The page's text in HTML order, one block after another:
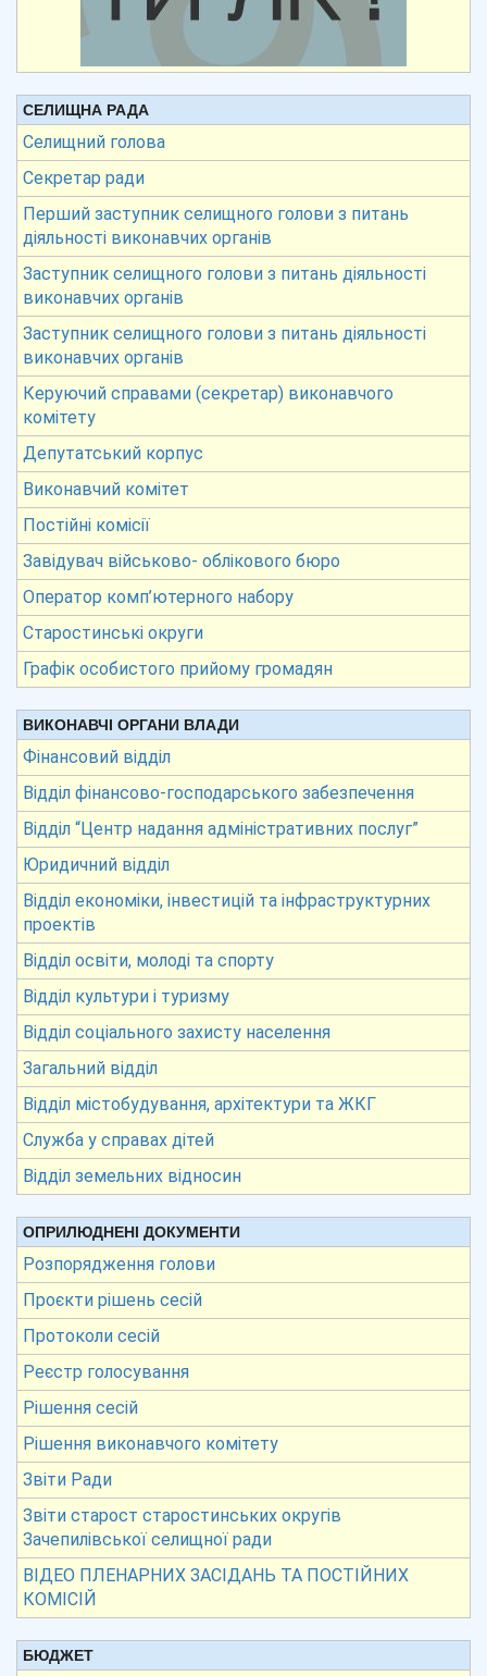
СЕЛИЩНА РАДА
Селищний голова
Секретар ради
Перший заступник селищного голови з питань
діяльності виконавчих органів
Заступник селищного голови з питань діяльності
виконавчих органів
Заступник селищного голови з питань діяльності
виконавчих органів
Керуючий справами (секретар) виконавчого
комітету
Депутатський корпус
Виконавчий комітет
Постійні комісії
Завідувач військово- облікового бюро
Оператор комп’ютерного набору
Старостинські округи
Графік особистого прийому громадян
ВИКОНАВЧІ ОРГАНИ ВЛАДИ
Фінансовий відділ
Відділ фінансово-господарського забезпечення
Відділ “Центр надання адміністративних послуг”
Юридичний відділ
Відділ економіки, інвестицій та інфраструктурних
проектів
Відділ освіти, молоді та спорту
Відділ культури і туризму
Відділ соціального захисту населення
Загальний відділ
Відділ містобудування, архітектури та ЖКГ
Служба у справах дітей
Відділ земельних відносин
ОПРИЛЮДНЕНІ ДОКУМЕНТИ
Розпорядження голови
Проєкти рішень сесій
Протоколи сесій
Реєстр голосування
Рішення сесій
Рішення виконавчого комітету
Звіти Ради
Звіти старост старостинських округів
Зачепилівської селищної ради
ВІДЕО ПЛЕНАРНИХ ЗАСІДАНЬ ТА ПОСТІЙНИХ
КОМІСІЙ
БЮДЖЕТ